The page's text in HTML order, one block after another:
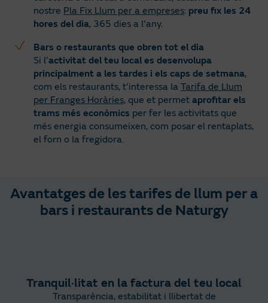
nostre Pla Fix Llum per a empreses: preu fix les 24
hores del dia, 365 dies a l'any.
Bars o restaurants que obren tot el dia
Si l’activitat del teu local es desenvolupa
principalment a les tardes i els caps de setmana,
com els restaurants, t'interessa la Tarifa de Llum
per Franges Horàries, que et permet aprofitar els
trams més econòmics per fer les activitats que
més energia consumeixen, com posar el rentaplats,
el forn o la fregidora.
Avantatges de les tarifes de llum per a
bars i restaurants de Naturgy
Tranquil·litat en la factura del teu local
Transparència, estabilitat i llibertat de